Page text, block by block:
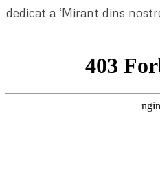
dedicat a ‘Mirant dins